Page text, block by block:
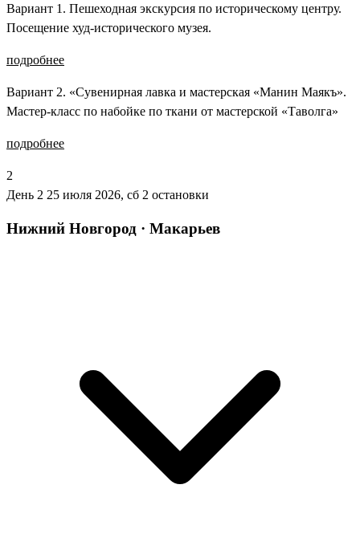
Вариант 1. Пешеходная экскурсия по историческому центру.
Посещение худ-исторического музея.
подробнее
Вариант 2. «Сувенирная лавка и мастерская «Манин Маякъ».
Мастер-класс по набойке по ткани от мастерской «Таволга»
подробнее
2
День 2 25 июля 2026, сб 2 остановки
Нижний Новгород · Макарьев